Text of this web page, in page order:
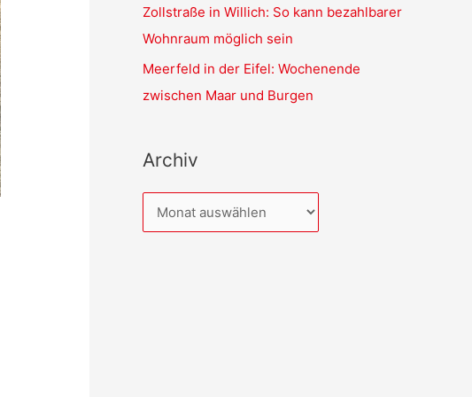
Zollstraße in Willich: So kann bezahlbarer
Wohnraum möglich sein
Meerfeld in der Eifel: Wochenende
zwischen Maar und Burgen
Archiv
r